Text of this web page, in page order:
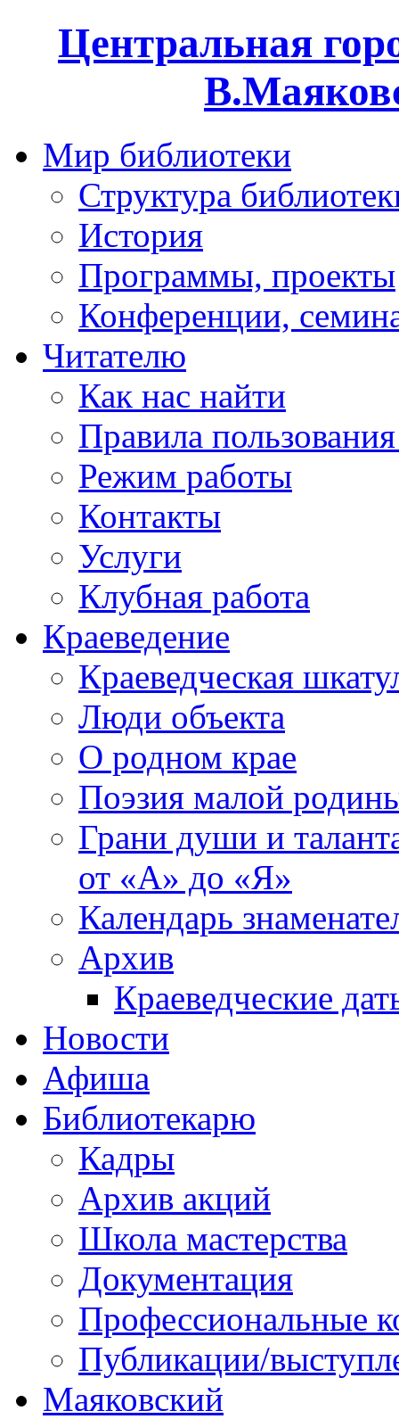
Центральная
Мир библиотеки
Структура
История
Программы, проекты
Конференции,
Читателю
Как нас найти
Правила
Режим работы
Контакты
Услуги
Клубная работа
Краеведение
Краеведческая
Люди объекта
О родном крае
Поэзия малой
Грани души и
от «А» до «Я»
Календарь
Архив
Краеведческие
Новости
Афиша
Библиотекарю
Кадры
Архив акций
Школа мастерства
Документация
Профессиональные
Публикации/
Маяковский